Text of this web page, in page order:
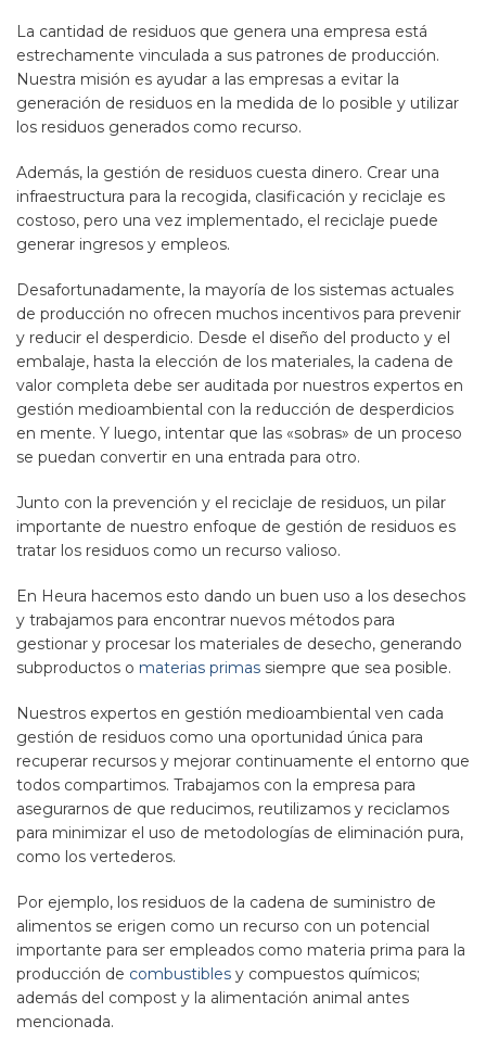
La cantidad de residuos que genera una empresa está
estrechamente vinculada a sus patrones de producción.
Nuestra misión es ayudar a las empresas a evitar la
generación de residuos en la medida de lo posible y utilizar
los residuos generados como recurso.
Además, la gestión de residuos cuesta dinero. Crear una
infraestructura para la recogida, clasificación y reciclaje es
costoso, pero una vez implementado, el reciclaje puede
generar ingresos y empleos.
Desafortunadamente, la mayoría de los sistemas actuales
de producción no ofrecen muchos incentivos para prevenir
y reducir el desperdicio. Desde el diseño del producto y el
embalaje, hasta la elección de los materiales, la cadena de
valor completa debe ser auditada por nuestros expertos en
gestión medioambiental con la reducción de desperdicios
en mente. Y luego, intentar que las «sobras» de un proceso
se puedan convertir en una entrada para otro.
Junto con la prevención y el reciclaje de residuos, un pilar
importante de nuestro enfoque de gestión de residuos es
tratar los residuos como un recurso valioso.
En Heura hacemos esto dando un buen uso a los desechos
y trabajamos para encontrar nuevos métodos para
gestionar y procesar los materiales de desecho, generando
subproductos o materias primas siempre que sea posible.
Nuestros expertos en gestión medioambiental ven cada
gestión de residuos como una oportunidad única para
recuperar recursos y mejorar continuamente el entorno que
todos compartimos. Trabajamos con la empresa para
asegurarnos de que reducimos, reutilizamos y reciclamos
para minimizar el uso de metodologías de eliminación pura,
como los vertederos.
Por ejemplo, los residuos de la cadena de suministro de
alimentos se erigen como un recurso con un potencial
importante para ser empleados como materia prima para la
producción de combustibles y compuestos químicos;
además del compost y la alimentación animal antes
mencionada.